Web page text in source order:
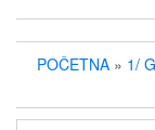
POČETNA » 1/